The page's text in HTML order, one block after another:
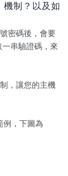
機制？以及如
密碼後，會要
一串驗證碼，來
，讓您的主機
例，下圖為